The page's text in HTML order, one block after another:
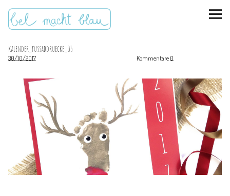
instagrampinterest
Malen + basteln
Feste feiern
Kinderzimmer
kalender_fussabdruecke_05
30/10/2017 Kommentare 0